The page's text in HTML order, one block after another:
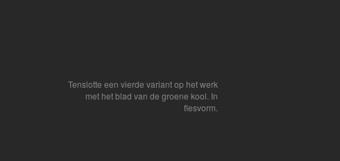
Tenslotte een vierde variant op het werk
met het blad van de groene kool. In
flesvorm.